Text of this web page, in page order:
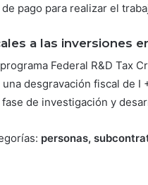
pago para realizar el
a las inversiones
Federal R&D Tax
desgravación fiscal de I
de investigación y
personas,